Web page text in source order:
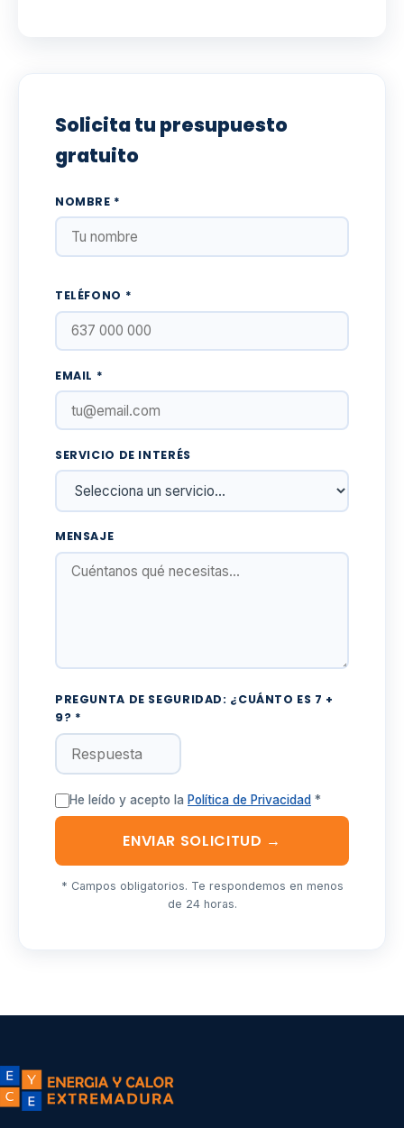
Solicita tu presupuesto
gratuito
NOMBRE *
TELÉFONO *
EMAIL *
SERVICIO DE INTERÉS
MENSAJE
PREGUNTA DE SEGURIDAD: ¿CUÁNTO ES 7 +
9? *
He leído y acepto la Política de Privacidad *
ENVIAR SOLICITUD →
* Campos obligatorios. Te respondemos en menos
de 24 horas.